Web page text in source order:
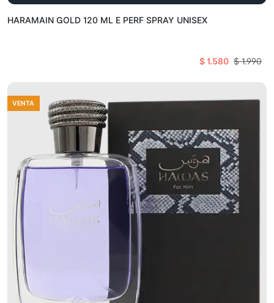
HARAMAIN GOLD 120 ML E PERF SPRAY UNISEX
$ 1.580 $ 1.990
VENTA